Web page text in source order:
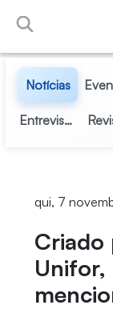
Pular para o
Notícias
Entrevistas
qui, 7
Criado
Unifor,